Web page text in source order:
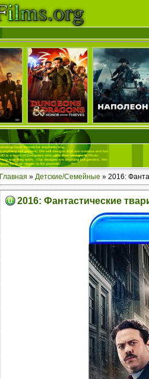
Главная » Детские/Семейные » 2016:
2016: Фантастические